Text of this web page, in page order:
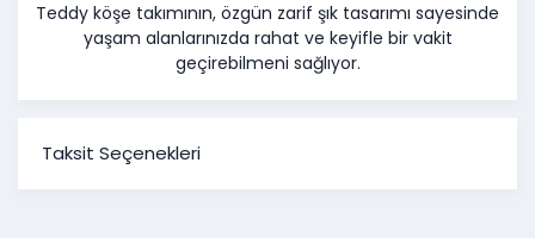
Teddy köşe takımının, özgün zarif şık tasarımı sayesinde
yaşam alanlarınızda rahat ve keyifle bir vakit
geçirebilmeni sağlıyor.
Taksit Seçenekleri